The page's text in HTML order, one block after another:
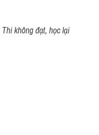
không đạt, học lại